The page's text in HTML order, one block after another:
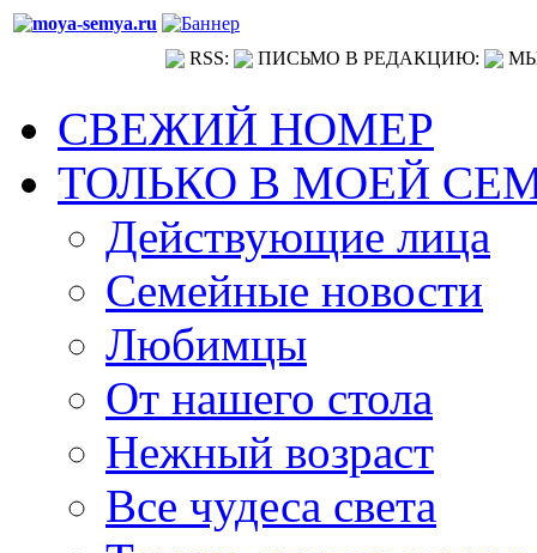
RSS: ПИСЬМО В РЕДАКЦИЮ:
СВЕЖИЙ НОМЕР
ТОЛЬКО В МОЕЙ
Действующие лица
Семейные новости
Любимцы
От нашего стола
Нежный возраст
Все чудеса света